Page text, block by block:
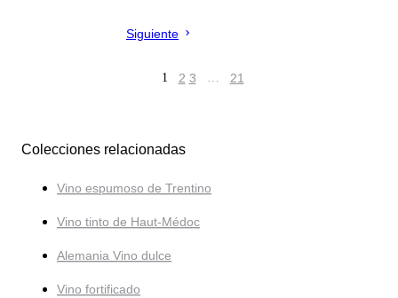
Siguiente
1 2 3 … 21
Colecciones relacionadas
Vino espumoso de Trentino
Vino tinto de Haut-Médoc
Alemania Vino dulce
Vino fortificado